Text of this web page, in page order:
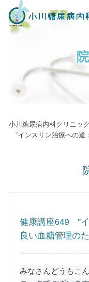
小川糖尿病内科クリニック
”インスリン治療への道
健康講座649 ”
良い血糖管理の
みなさんどうもこ